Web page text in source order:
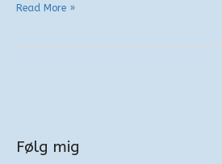
Afsmittende
Read More »
Følg mig